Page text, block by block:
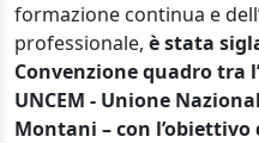
formazione continua e
professionale, è stata
Convenzione quadro tra
UNCEM - Unione
Montani – con